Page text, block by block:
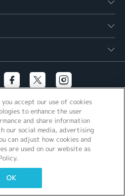
accept our use of cookies
to enhance the user
and share information
our social media, advertising
can adjust how cookies and
are used on our website as
OK